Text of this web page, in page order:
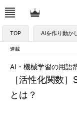
TOP AIを作り動か
連載
［活性化関数
とは？
AI・機械学習の用語